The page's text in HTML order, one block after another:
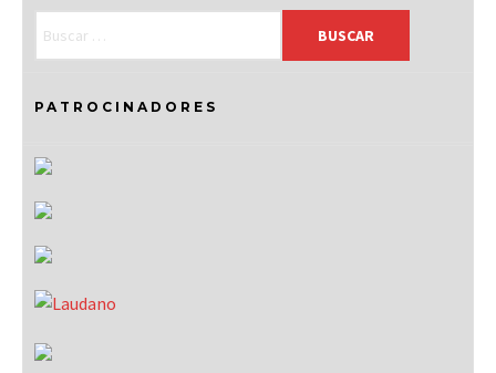
PATROCINADORES